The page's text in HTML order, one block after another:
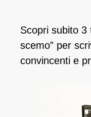
Scopri subito 3
scemo” per
convincenti e